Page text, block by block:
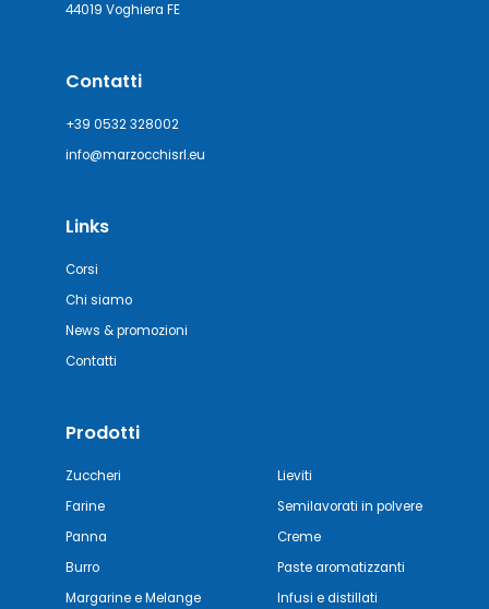
44019 Voghiera FE
Contatti
+39 0532 328002
info@marzocchisrl.eu
Links
Corsi
Chi siamo
News & promozioni
Contatti
Prodotti
Zuccheri
Farine
Panna
Burro
Margarine e Melange
Lieviti
Semilavorati in polvere
Creme
Paste aromatizzanti
Infusi e distillati